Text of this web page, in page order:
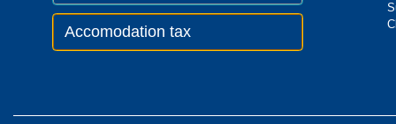
Accomodation tax